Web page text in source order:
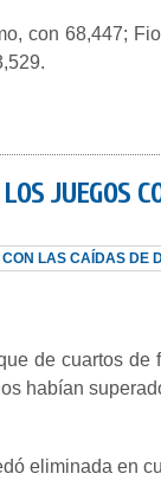
con 68,447;
JUEGOS
de cuartos
habían
eliminada en